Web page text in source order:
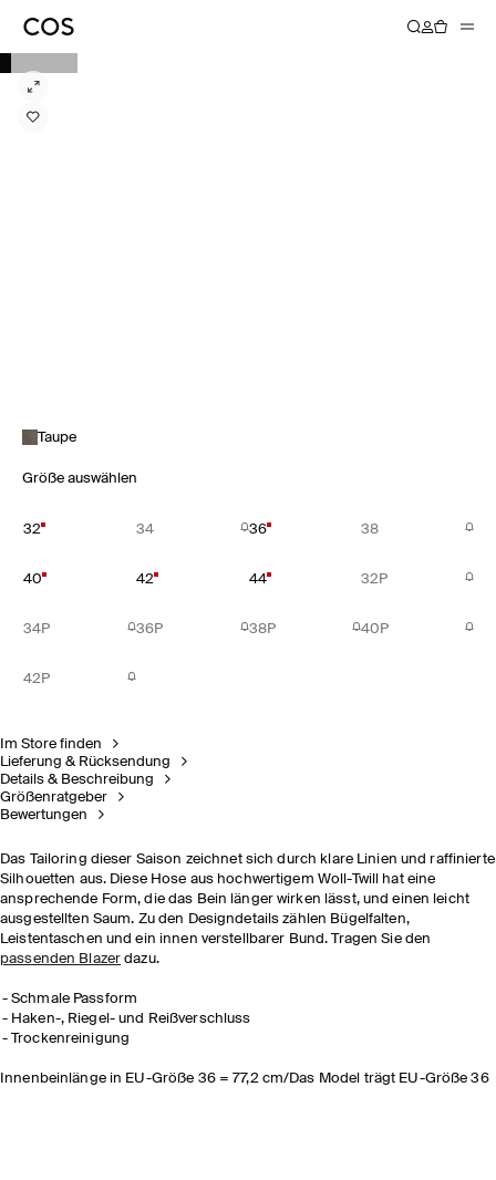
Taupe
Größe auswählen
32 34 36 38
40 42 44 32P
34P 36P 38P 40P
42P
Im Store finden
Lieferung & Rücksendung
Details & Beschreibung
Größenratgeber
Bewertungen
Das Tailoring dieser Saison zeichnet sich durch klare Linien und raffinierte
Silhouetten aus. Diese Hose aus hochwertigem Woll-Twill hat eine
ansprechende Form, die das Bein länger wirken lässt, und einen leicht
ausgestellten Saum. Zu den Designdetails zählen Bügelfalten,
Leistentaschen und ein innen verstellbarer Bund. Tragen Sie den
passenden Blazer dazu.
Schmale Passform
Haken-, Riegel- und Reißverschluss
Trockenreinigung
Innenbeinlänge in EU-Größe 36 = 77,2 cm/Das Model trägt EU-Größe 36